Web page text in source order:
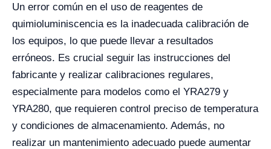
Un error común en el uso de reagentes de
quimioluminiscencia es la inadecuada calibración de
los equipos, lo que puede llevar a resultados
erróneos. Es crucial seguir las instrucciones del
fabricante y realizar calibraciones regulares,
especialmente para modelos como el YRA279 y
YRA280, que requieren control preciso de temperatura
y condiciones de almacenamiento. Además, no
realizar un mantenimiento adecuado puede aumentar